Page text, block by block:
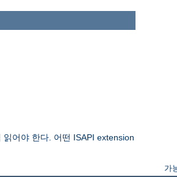
읽어야 한다. 어떤 ISAPI extension
가